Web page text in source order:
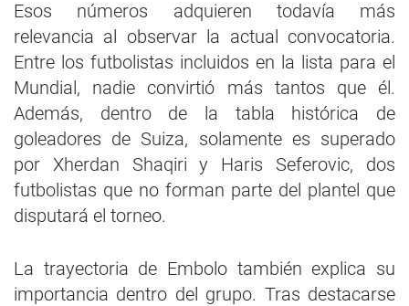
Esos números adquieren todavía más
relevancia al observar la actual convocatoria.
Entre los futbolistas incluidos en la lista para el
Mundial, nadie convirtió más tantos que él.
Además, dentro de la tabla histórica de
goleadores de Suiza, solamente es superado
por Xherdan Shaqiri y Haris Seferovic, dos
futbolistas que no forman parte del plantel que
disputará el torneo.
La trayectoria de Embolo también explica su
importancia dentro del grupo. Tras destacarse